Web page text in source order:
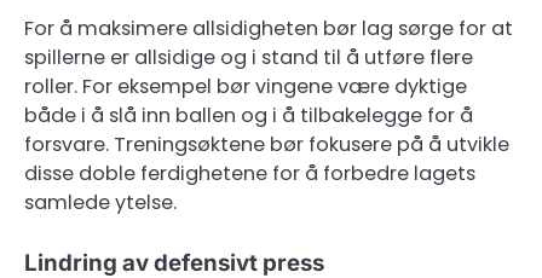
For å maksimere allsidigheten bør lag sørge for at
spillerne er allsidige og i stand til å utføre flere
roller. For eksempel bør vingene være dyktige
både i å slå inn ballen og i å tilbakelegge for å
forsvare. Treningsøktene bør fokusere på å utvikle
disse doble ferdighetene for å forbedre lagets
samlede ytelse.
Lindring av defensivt press